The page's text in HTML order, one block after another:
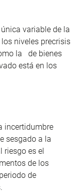
variable de la
niveles precrisis
la de bienes
está en los
incertidumbre
sesgado a la
riesgo es el
de los
de